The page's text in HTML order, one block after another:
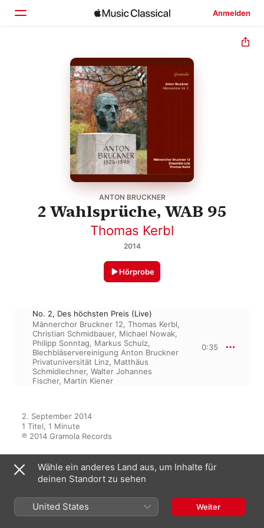
Anmelden
Startseite
Entdecken
Suchen
ANTON BRUCKNER
2 Wahlsprüche, WAB 95
Thomas Kerbl
2014
Hörprobe
No. 2, Des höchsten Preis (Live)
Männerchor Bruckner 12, Thomas Kerbl,
Christian Schmidbauer, Michael Nowak,
Philipp Sonntag, Markus Schulz,
Blechbläservereinigung Anton Bruckner
Privatuniversität Linz, Matthäus
Schmidlechner, Walter Johannes
Fischer, Martin Kiener
0:35
2. September 2014
1 Titel, 1 Minute
℗ 2014 Gramola Records
Aus dem Album
Wähle ein anderes Land aus, um Inhalte für
deinen Standort zu sehen
United States Weiter